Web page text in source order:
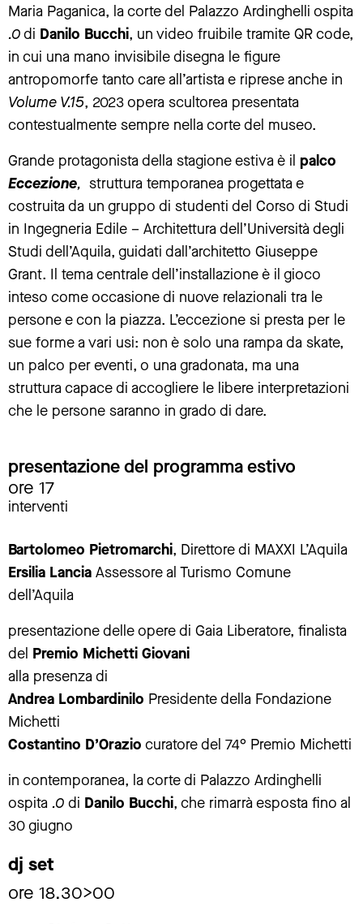
Maria Paganica, la corte del Palazzo Ardinghelli ospita
.0di Danilo Bucchi, un video fruibile tramite QR code,
in cui una mano invisibile disegna le figure
antropomorfe tanto care all’artista e riprese anche in
Volume V.15, 2023 opera scultorea presentata
contestualmente sempre nella corte del museo.
Grande protagonista della stagione estiva è il palco
Eccezione, struttura temporanea progettata e
costruita da un gruppo di studenti del Corso di Studi
in Ingegneria Edile – Architettura dell’Università degli
Studi dell’Aquila, guidati dall’architetto Giuseppe
Grant. Il tema centrale dell’installazione è il gioco
inteso come occasione di nuove relazionali tra le
persone e con la piazza. L’eccezione si presta per le
sue forme a vari usi: non è solo una rampa da skate,
un palco per eventi, o una gradonata, ma una
struttura capace di accogliere le libere interpretazioni
che le persone saranno in grado di dare.
presentazione del programma estivo
ore 17
interventi
Bartolomeo Pietromarchi, Direttore di MAXXI L’Aquila
Ersilia Lancia Assessore al Turismo Comune
dell’Aquila
presentazione delle opere di Gaia Liberatore, finalista
del Premio Michetti Giovani
alla presenza di
Andrea Lombardinilo Presidente della Fondazione
Michetti
Costantino D’Orazio curatore del 74° Premio Michetti
in contemporanea, la corte di Palazzo Ardinghelli
ospita .0 di Danilo Bucchi, che rimarrà esposta fino al
30 giugno
dj set
ore 18.30>00